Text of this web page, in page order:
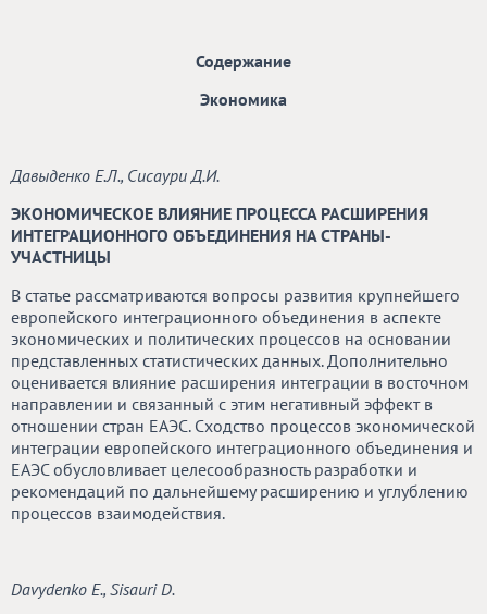
Содержание
Экономика
Давыденко Е.Л., Сисаури Д.И.
ЭКОНОМИЧЕСКОЕ ВЛИЯНИЕ ПРОЦЕССА РАСШИРЕНИЯ
ИНТЕГРАЦИОННОГО ОБЪЕДИНЕНИЯ НА СТРАНЫ-
УЧАСТНИЦЫ
В статье рассматриваются вопросы развития крупнейшего
европейского интеграционного объединения в аспекте
экономических и политических процессов на основании
представленных статистических данных. Дополнительно
оценивается влияние расширения интеграции в восточном
направлении и связанный с этим негативный эффект в
отношении стран ЕАЭС. Сходство процессов экономической
интеграции европейского интеграционного объединения и
ЕАЭС обусловливает целесообразность разработки и
рекомендаций по дальнейшему расширению и углублению
процессов взаимодействия.
Davydenko E., Sisauri D.